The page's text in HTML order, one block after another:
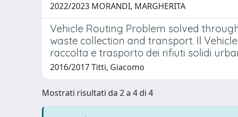
2022/2023 MORANDI, MARGHERITA
Vehicle Routing Problem solved
waste collection and transport. Il
raccolta e trasporto dei rifiuti solidi
2016/2017 Titti, Giacomo
Mostrati risultati da 2 a 4 di 4